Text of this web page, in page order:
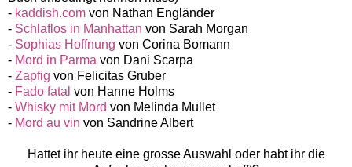
- kaddish.com von Nathan Engländer
- Schlaflos in Manhattan von Sarah Morgan
- Sophias Hoffnung von Corina Bomann
- Mord in Parma von Dani Scarpa
- Zapfig von Felicitas Gruber
- Fado fatal von Hanne Holms
- Whisky mit Mord von Melinda Mullet
- Mord au vin von Sandrine Albert
Hattet ihr heute eine grosse Auswahl oder habt ihr die